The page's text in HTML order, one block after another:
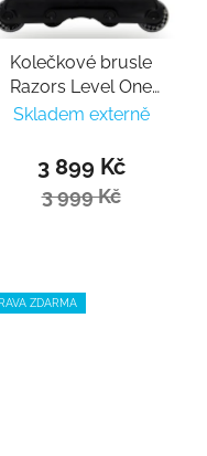
Kolečkové brusle
Razors Level One
Junior black
Skladem externě
3 899 Kč
3 999 Kč
ZDARMA